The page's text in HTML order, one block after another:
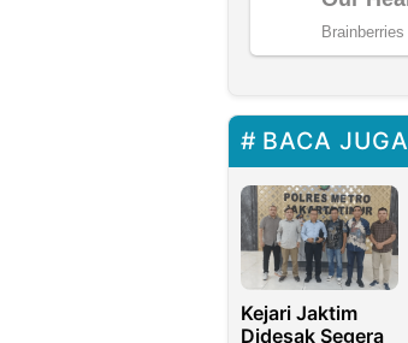
BACA JUGA
Kejari Jaktim
Didesak Segera